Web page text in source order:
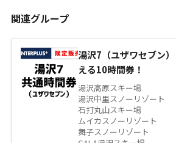
関連グループ
湯沢7（ユザワセブン
える10時間券！
湯沢高原スキー場
湯沢中里スノーリゾート
石打丸山スキー場
ムイカスノーリゾート
舞子スノーリゾート